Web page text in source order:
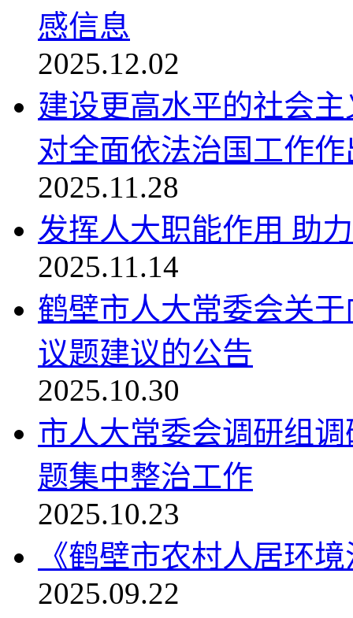
感信息
2025.12.02
建设更高水平的社会
对全面依法治国工作作
2025.11.28
发挥人大职能作用 助
2025.11.14
鹤壁市人大常委会关
议题建议的公告
2025.10.30
市人大常委会调研组
题集中整治工作
2025.10.23
《鹤壁市农村人居环
2025.09.22